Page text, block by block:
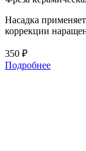
Насадка
коррекции
350 ₽
Подробнее